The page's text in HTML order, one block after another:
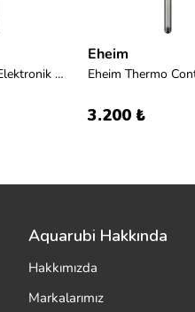
Tetra HT 100W Elektronik Akvaryum Isıtıcısı
Eheim
3.200 ₺
Aquarubi Hakkında
Hakkımızda
Markalarımız